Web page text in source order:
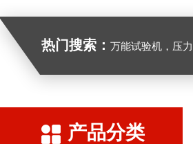
热门搜索： 万能试验机，压力试验机，沥青延伸度测定仪
产品分类